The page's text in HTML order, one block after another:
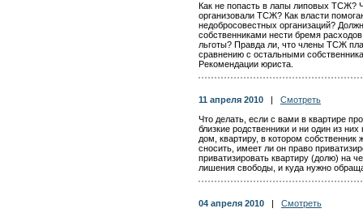
Как не попасть в лапы липовых ТСЖ?
организовали ТСЖ? Как власти
недобросовестных организаций?
собственниками нести бремя
льготы? Правда ли, что члены ТСЖ
сравнению с остальными
Рекомендации юриста.
11 апреля 2010
Смотреть
Что делать, если с вами в квартире
близкие родственники и ни один из
дом, квартиру, в котором собственник
сносить, имеет ли он право
приватизировать квартиру (долю) на
лишения свободы, и куда нужно
04 апреля 2010
Смотреть